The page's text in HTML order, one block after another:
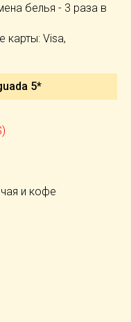
белья - 3 раза в
карты: Visa,
5*
и кофе